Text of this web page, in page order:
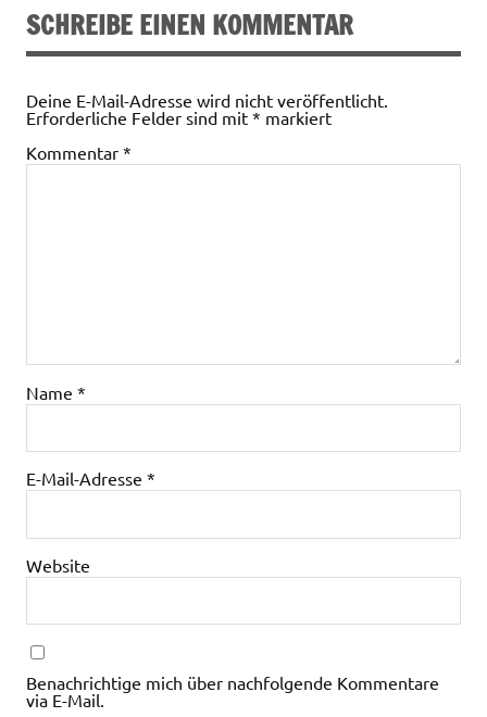
SCHREIBE EINEN KOMMENTAR
Deine E-Mail-Adresse wird nicht veröffentlicht.
Erforderliche Felder sind mit * markiert
Kommentar *
Name *
E-Mail-Adresse *
Website
Benachrichtige mich über nachfolgende Kommentare
via E-Mail.